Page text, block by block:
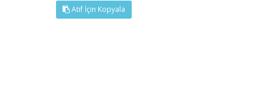
Atıf İçin Kopyala